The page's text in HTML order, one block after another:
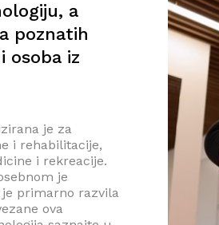
a
poznatih
osoba iz
je za
i rehabilitacije,
i rekreacije.
je
primarno razvila
ova